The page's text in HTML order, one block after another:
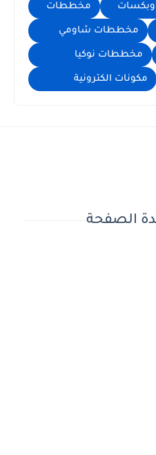
وبكسات مخططات
مخططات شاومي
مخططات نوكيا
مكونات الكترونية
الصفحة